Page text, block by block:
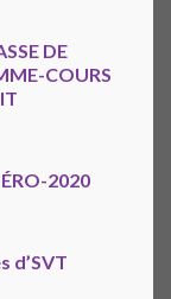
DE
COURS
2020
d’SVT